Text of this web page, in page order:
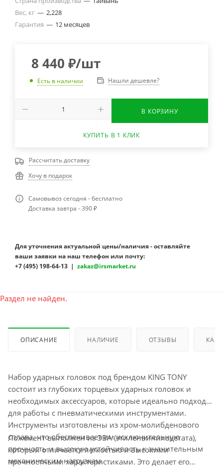
Вес, кг — 2,228
Гарантия — 12 месяцев
8 440 ₽/шт
Есть в наличии Нашли дешевле?
В КОРЗИНУ
КУПИТЬ В 1 КЛИК
Рассчитать доставку
Хочу в подарок
Самовывоз сегодня - бесплатно
Доставка завтра - 390 ₽
Для уточнения актуальной цены/наличия - оставляйте
ваши заявки на наш телефон или почту:
+7 (495) 198-64-13 | zakaz@irsmarket.ru
Раздел не найден.
ОПИСАНИЕ НАЛИЧИЕ ОТЗЫВЫ КАК
Набор ударных головок под брендом KING TONY
состоит из глубоких торцевых ударных головок и
необходимых аксессуаров, которые идеально подходят
для работы с пневматическими инструментами.
Инструменты изготовлены из хром-молибденового
сплава, что обеспечивает им исключительную
прочность и высокую устойчивость к значительным
механическим нагрузкам.
Ложемент выполнен из ЭВА (этиленвинилацетата),
который отличается лёгкостью и высокими
прочностными характеристиками. Это делает его